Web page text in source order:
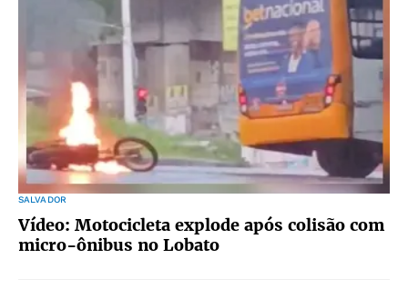
SALVADOR
Vídeo: Motocicleta explode após colisão com
micro-ônibus no Lobato